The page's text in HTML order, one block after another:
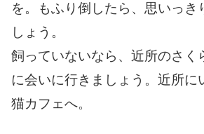
を。もふり倒したら、思いっき
しょう。
飼っていないなら、近所のさく
に会いに行きましょう。近所に
猫カフェへ。